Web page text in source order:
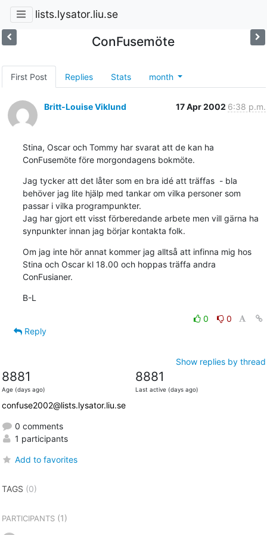
lists.lysator.liu.se
ConFusemöte
First Post Replies Stats month
Britt-Louise Viklund 17 Apr 2002 6:38 p.m.
Stina, Oscar och Tommy har svarat att de kan ha
ConFusemöte före morgondagens bokmöte.
Jag tycker att det låter som en bra idé att träffas  - bla
behöver jag lite hjälp med tankar om vilka personer som
passar i vilka programpunkter.
Jag har gjort ett visst förberedande arbete men vill gärna ha
synpunkter innan jag börjar kontakta folk.
Om jag inte hör annat kommer jag alltså att infinna mig hos
Stina och Oscar kl 18.00 och hoppas träffa andra
ConFusianer.
B-L
0
0
Reply
Show replies by thread
8881
Age (days ago)
8881
Last active (days ago)
confuse2002@lists.lysator.liu.se
0 comments
1 participants
Add to favorites
TAGS (0)
PARTICIPANTS(1)